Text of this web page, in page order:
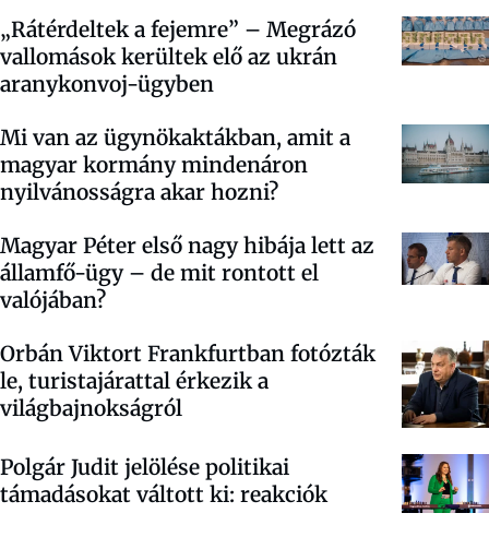
„Rátérdeltek a fejemre” – Megrázó
vallomások kerültek elő az ukrán
aranykonvoj-ügyben
Mi van az ügynökaktákban, amit a
magyar kormány mindenáron
nyilvánosságra akar hozni?
Magyar Péter első nagy hibája lett az
államfő-ügy – de mit rontott el
valójában?
Orbán Viktort Frankfurtban fotózták
le, turistajárattal érkezik a
világbajnokságról
Polgár Judit jelölése politikai
támadásokat váltott ki: reakciók